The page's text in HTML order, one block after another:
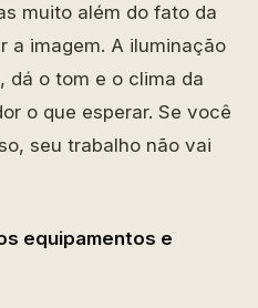
muito além do fato da
a imagem. A iluminação
dá o tom e o clima da
o que esperar. Se você
seu trabalho não vai
equipamentos e